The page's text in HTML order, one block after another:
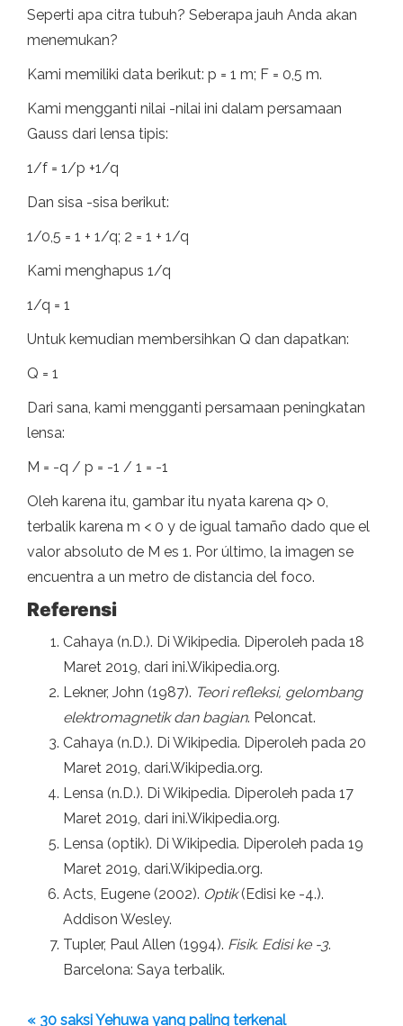
Seperti apa citra tubuh? Seberapa jauh Anda akan
menemukan?
Kami memiliki data berikut: p = 1 m; F = 0,5 m.
Kami mengganti nilai -nilai ini dalam persamaan
Gauss dari lensa tipis:
1/f = 1/p +1/q
Dan sisa -sisa berikut:
1/0,5 = 1 + 1/q; 2 = 1 + 1/q
Kami menghapus 1/q
1/q = 1
Untuk kemudian membersihkan Q dan dapatkan:
Q = 1
Dari sana, kami mengganti persamaan peningkatan
lensa:
M = -q / p = -1 / 1 = -1
Oleh karena itu, gambar itu nyata karena q> 0,
terbalik karena m < 0 y de igual tamaño dado que el
valor absoluto de M es 1. Por último, la imagen se
encuentra a un metro de distancia del foco.
Referensi
Cahaya (n.D.). Di Wikipedia. Diperoleh pada 18
Maret 2019, dari ini.Wikipedia.org.
Lekner, John (1987). Teori refleksi, gelombang
elektromagnetik dan bagian. Peloncat.
Cahaya (n.D.). Di Wikipedia. Diperoleh pada 20
Maret 2019, dari.Wikipedia.org.
Lensa (n.D.). Di Wikipedia. Diperoleh pada 17
Maret 2019, dari ini.Wikipedia.org.
Lensa (optik). Di Wikipedia. Diperoleh pada 19
Maret 2019, dari.Wikipedia.org.
Acts, Eugene (2002). Optik(Edisi ke -4.).
Addison Wesley.
Tupler, Paul Allen (1994). Fisik. Edisi ke -3.
Barcelona: Saya terbalik.
« 30 saksi Yehuwa yang paling terkenal